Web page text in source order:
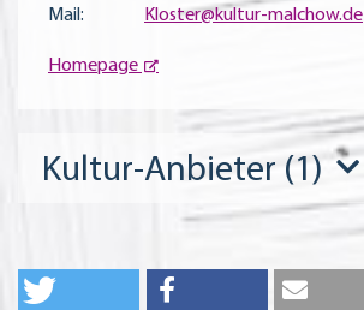
Mail:
Kloster@kultur-malchow.de
Homepage
Kultur-Anbieter (1)